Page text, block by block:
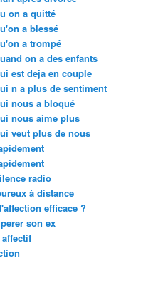
on a quitté
a blessé
a trompé
on a des enfants
est deja en couple
n a plus de sentiment
nous a bloqué
nous aime plus
veut plus de nous
radio
à distance
efficace ?
son ex